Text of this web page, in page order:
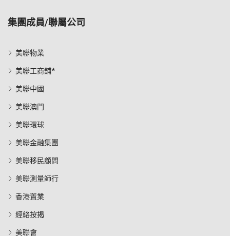
集團成員/聯屬公司
美聯物業
美聯工商舖*
美聯中國
美聯澳門
美聯環球
美聯金融集團
美聯移民顧問
美聯測量師行
香港置業
經絡按揭
美聯會